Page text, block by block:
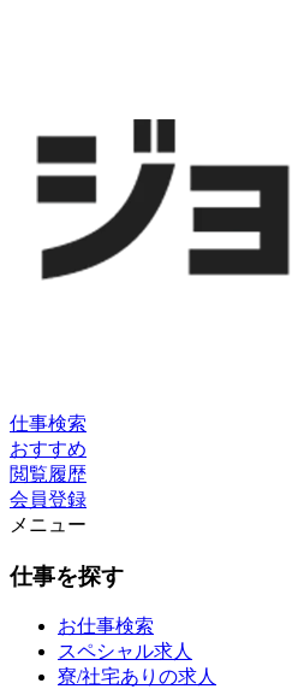
仕事検索
おすすめ
閲覧履歴
会員登録
メニュー
仕事を探す
お仕事検索
スペシャル求人
寮/社宅ありの求人